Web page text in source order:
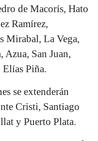
de Macorís, Hato
Ramírez,
Mirabal, La Vega,
Azua, San Juan,
Piña.
se extenderán
Cristi, Santiago
y Puerto Plata.